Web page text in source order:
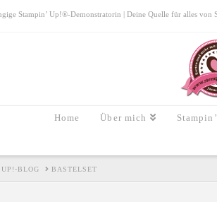
Stampin’ Up!®-Demonstratorin | Deine Quelle für alles
Home Über mich
BLOG BASTELSET